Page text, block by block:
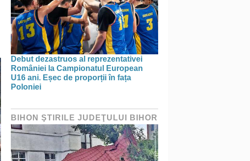
Debut dezastruos al reprezentativei
României la Campionatul European
U16 ani. Eșec de proporții în fața
Poloniei
BIHON ŞTIRILE JUDEŢULUI BIHOR